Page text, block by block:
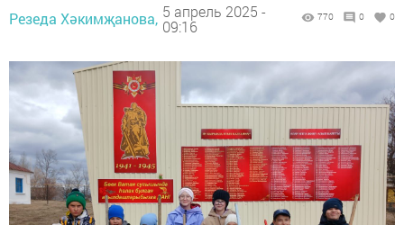
Резеда Хәкимҗанова, 5 апрель 2025 -
09:16
770 0 0